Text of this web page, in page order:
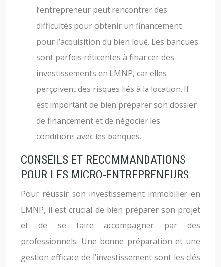
l’entrepreneur peut rencontrer des
difficultés pour obtenir un financement
pour l’acquisition du bien loué. Les banques
sont parfois réticentes à financer des
investissements en LMNP, car elles
perçoivent des risques liés à la location. Il
est important de bien préparer son dossier
de financement et de négocier les
conditions avec les banques.
CONSEILS ET RECOMMANDATIONS
POUR LES MICRO-ENTREPRENEURS
Pour réussir son investissement immobilier en
LMNP, il est crucial de bien préparer son projet
et de se faire accompagner par des
professionnels. Une bonne préparation et une
gestion efficace de l’investissement sont les clés